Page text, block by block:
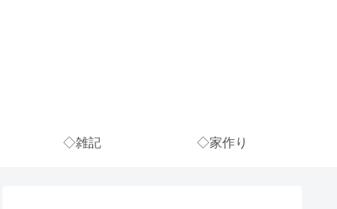
◇雑記 ◇家作り